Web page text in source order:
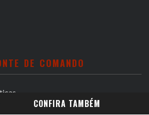
CONFIRA TAMBÉM
DE COMANDO